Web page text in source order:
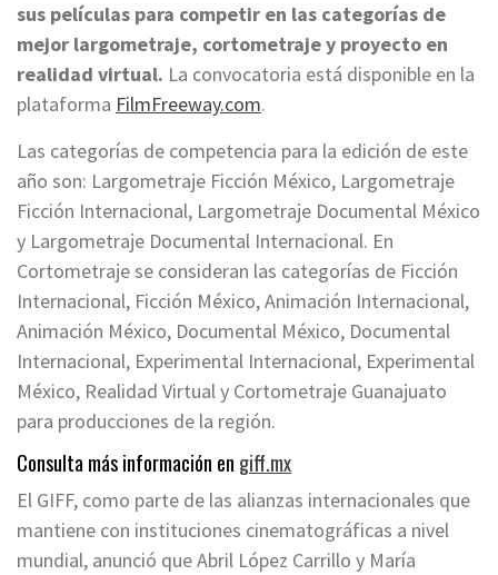
sus películas para competir en las categorías de
mejor largometraje, cortometraje y proyecto en
realidad virtual. La convocatoria está disponible en la
plataforma FilmFreeway.com.
Las categorías de competencia para la edición de este
año son: Largometraje Ficción México, Largometraje
Ficción Internacional, Largometraje Documental México
y Largometraje Documental Internacional. En
Cortometraje se consideran las categorías de Ficción
Internacional, Ficción México, Animación Internacional,
Animación México, Documental México, Documental
Internacional, Experimental Internacional, Experimental
México, Realidad Virtual y Cortometraje Guanajuato
para producciones de la región.
Consulta más información en giff.mx
El GIFF, como parte de las alianzas internacionales que
mantiene con instituciones cinematográficas a nivel
mundial, anunció que Abril López Carrillo y María